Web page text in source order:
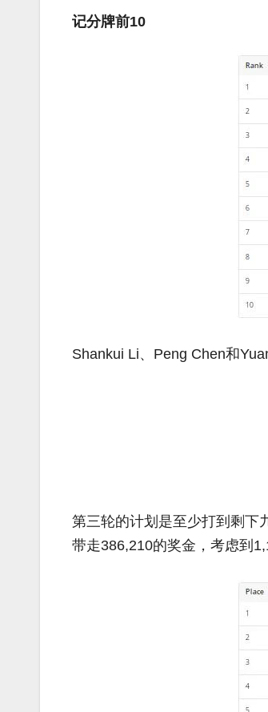
记分牌前10
Shankui Li、Peng Chen和
第三轮的计划是至少打到剩下
带走386,210的奖金，考虑到